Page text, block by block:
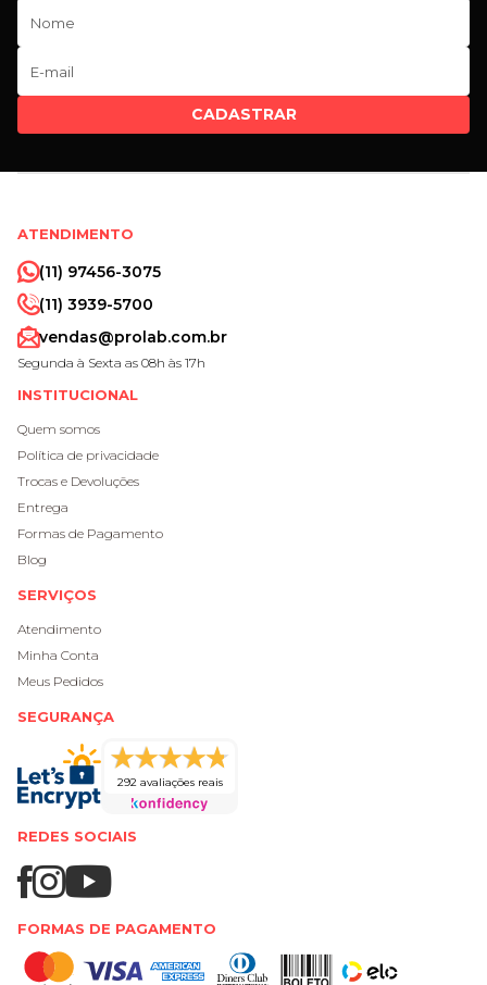
CADASTRAR
ATENDIMENTO
(11) 97456-3075
(11) 3939-5700
vendas@prolab.com.br
Segunda à Sexta as 08h às 17h
INSTITUCIONAL
Quem somos
Política de privacidade
Trocas e Devoluções
Entrega
Formas de Pagamento
Blog
SERVIÇOS
Atendimento
Minha Conta
Meus Pedidos
SEGURANÇA
292 avaliações reais
REDES SOCIAIS
FORMAS DE PAGAMENTO